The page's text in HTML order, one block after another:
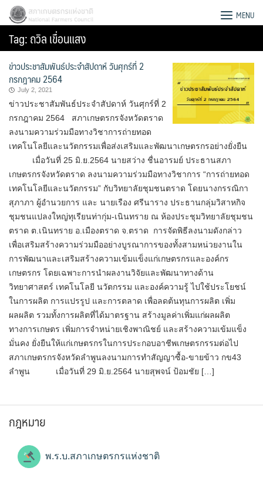
Skip
content
Search
for:
สภาเกษตรกรแห่งชาติ MENU
Tag:ถวิล เขื่อนแสง
ข่าวประชาสัมพันธ์ประจำสัปดาห์ วันศุกร์ที่ 2
กรกฎาคม 2564
July 2, 2021
ข่าวประชาสัมพันธ์ประจำสัปดาห์ วันศุกร์ที่ 2
กรกฎาคม 2564 สภาเกษตรกรจังหวัดตราด
ลงนามความร่วมมือทางวิชาการถ่ายทอด
เทคโนโลยีและนวัตกรรมเพื่อส่งเสริมและพัฒนาเกษตรกรอย่างยั่งยืน
เมื่อวันที่ 25 มิ.ย.2564 นายสว่าง ชื่นอารมย์ ประธานสภา
เกษตรกรจังหวัดตราด ลงนามความร่วมมือทางวิชาการ “การถ่ายทอด
เทคโนโลยีและนวัตกรรม” กับวิทยาลัยชุมชนตราด โดยนางกรรณิกา
สุภาภา ผู้อำนวยการ และ นายเรือง ศรีนาราง ประธานกลุ่มวิสาหกิจ
ชุมชนแปลงใหญ่ทุเรียนท่ากุ่ม-เนินทราย ณ ห้องประชุมวิทยาลัยชุมชน
ตราด ต.เนินทราย อ.เมืองตราด จ.ตราด การจัดพิธีลงนามดังกล่าว
เพื่อเสริมสร้างความร่วมมืออย่างบูรณาการของทั้งสามหน่วยงานใน
การพัฒนาและเสริมสร้างความเข้มแข็งแก่เกษตรกรและองค์กร
เกษตรกร โดยเฉพาะการนำผลงานวิจัยและพัฒนาทางด้าน
วิทยาศาสตร์ เทคโนโลยี นวัตกรรม และองค์ความรู้ ไปใช้ประโยชน์
ในการผลิต การแปรรูป และการตลาด เพื่อลดต้นทุนการผลิต เพิ่ม
ผลผลิต รวมทั้งการผลิตที่ได้มาตรฐาน สร้างมูลค่าเพิ่มแก่ผลผลิต
ทางการเกษตร เพิ่มการจำหน่ายเชิงพาณิชย์ และสร้างความเข้มแข็ง
มั่นคง ยั่งยืนให้แก่เกษตรกรในการประกอบอาชีพเกษตรกรรมต่อไป
สภาเกษตรกรจังหวัดลำพูนลงนามการทำสัญญาซื้อ-ขายข้าว กข43
ลำพูน เมื่อวันที่ 29 มิ.ย.2564 นายสุพจน์ ป้อมชัย […]
กฎหมาย
พ.ร.บ.สภาเกษตรกรแห่งชาติ